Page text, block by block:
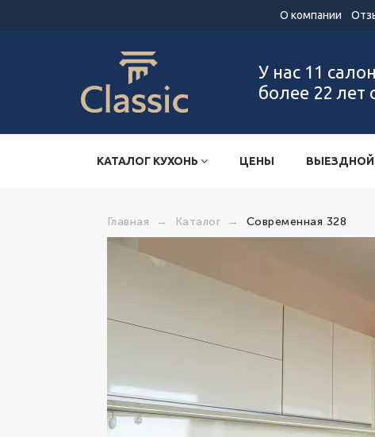
О компании
У нас 11
более 22 лет
КАТАЛОГ КУХОНЬ ЦЕНЫ ВЫЕЗДНОЙ
Главная → Каталог → Современная 328